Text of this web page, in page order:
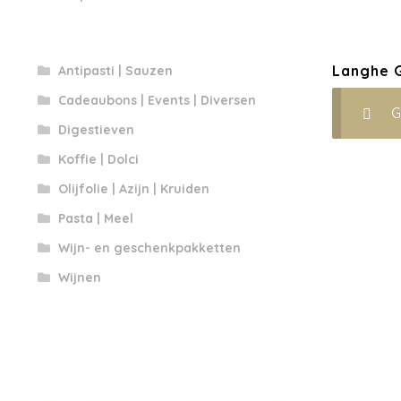
Langhe
Antipasti | Sauzen
Cadeaubons | Events | Diversen
Digestieven
Koffie | Dolci
Olijfolie | Azijn | Kruiden
Pasta | Meel
Wijn- en geschenkpakketten
Wijnen